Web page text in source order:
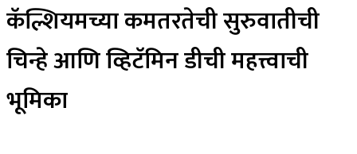
कॅल्शियमच्या कमतरतेची सुरुवातीची
चिन्हे आणि व्हिटॅमिन डीची महत्त्वाची
भूमिका